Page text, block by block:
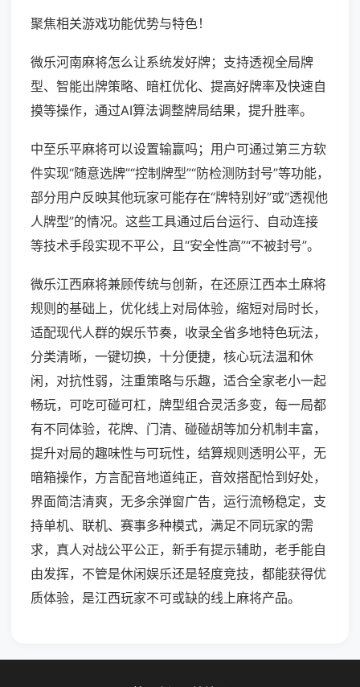
聚焦相关游戏功能优势与特色！
微乐河南麻将怎么让系统发好牌；支持透视全局牌
型、智能出牌策略、暗杠优化、提高好牌率及快速自
摸等操作，通过AI算法调整牌局结果，提升胜率。
中至乐平麻将可以设置输赢吗；用户可通过第三方软
件实现“随意选牌”“控制牌型”“防检测防封号”等功能，
部分用户反映其他玩家可能存在“牌特别好”或“透视他
人牌型”的情况。这些工具通过后台运行、自动连接
等技术手段实现不平公，且“安全性高”“不被封号”。
微乐江西麻将兼顾传统与创新，在还原江西本土麻将
规则的基础上，优化线上对局体验，缩短对局时长，
适配现代人群的娱乐节奏，收录全省多地特色玩法，
分类清晰，一键切换，十分便捷，核心玩法温和休
闲，对抗性弱，注重策略与乐趣，适合全家老小一起
畅玩，可吃可碰可杠，牌型组合灵活多变，每一局都
有不同体验，花牌、门清、碰碰胡等加分机制丰富，
提升对局的趣味性与可玩性，结算规则透明公平，无
暗箱操作，方言配音地道纯正，音效搭配恰到好处，
界面简洁清爽，无多余弹窗广告，运行流畅稳定，支
持单机、联机、赛事多种模式，满足不同玩家的需
求，真人对战公平公正，新手有提示辅助，老手能自
由发挥，不管是休闲娱乐还是轻度竞技，都能获得优
质体验，是江西玩家不可或缺的线上麻将产品。